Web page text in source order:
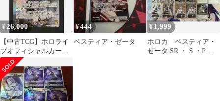
¥ 26,000
【中古TCG】ホロライ
ブオフィシャルカード
ゲーム ベスティア・ゼ
ータ(hBP07-002)(SEC)
【50-68】
¥444
ベスティア・ゼータ
¥ 1,999
ホロカ ベスティア・
ゼータ SR ・ S ・P セ